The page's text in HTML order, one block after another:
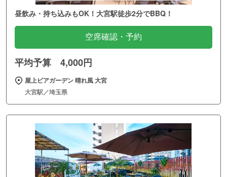
昼飲み・持ち込みもOK！大宮駅徒歩2分でBBQ！
空席確認・予約
平均予算 4,000円
屋上ビアガーデン 晴れ風 大宮
大宮駅／埼玉県